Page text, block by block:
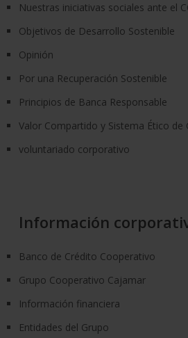
Nuestras iniciativas sociales ante el
Objetivos de Desarrollo Sostenible
Opinión
Por una Recuperación Sostenible
Principios de Banca Responsable
Valor Compartido y Sistema Ético de
voluntariado corporativo
Información
Banco de Crédito Cooperativo
Grupo Cooperativo Cajamar
Información financiera
Entidades del Grupo